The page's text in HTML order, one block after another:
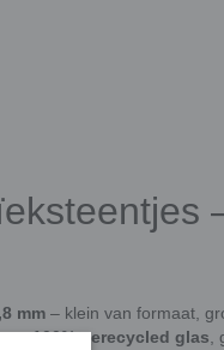
mm – klein van formaat,
van100% gerecycled glas